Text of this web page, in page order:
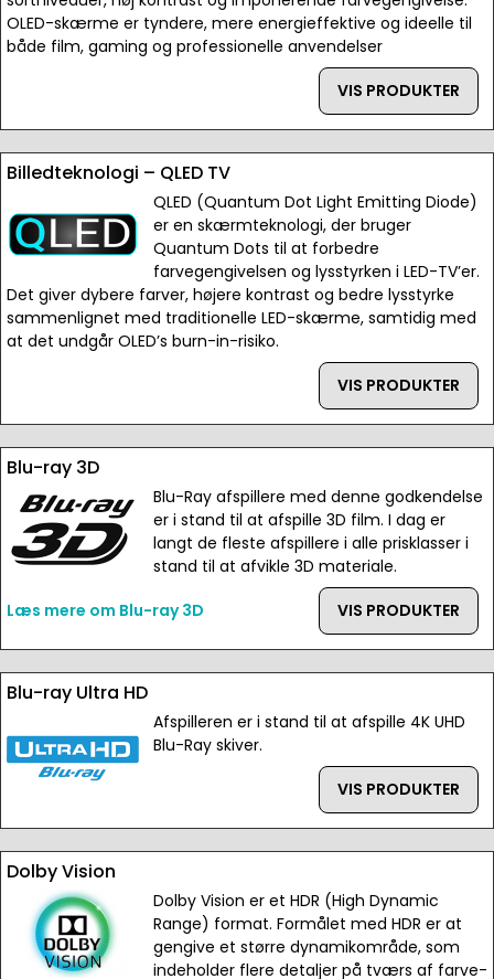
OLED-skærme er tyndere, mere energieffektive og ideelle til
både film, gaming og professionelle anvendelser
VIS PRODUKTER
Billedteknologi – QLED TV
QLED (Quantum Dot Light Emitting Diode)
er en skærmteknologi, der bruger
Quantum Dots til at forbedre
farvegengivelsen og lysstyrken i LED-TV’er.
Det giver dybere farver, højere kontrast og bedre lysstyrke
sammenlignet med traditionelle LED-skærme, samtidig med
at det undgår OLED’s burn-in-risiko.
VIS PRODUKTER
Blu-ray 3D
Blu-Ray afspillere med denne godkendelse
er i stand til at afspille 3D film. I dag er
langt de fleste afspillere i alle prisklasser i
stand til at afvikle 3D materiale.
Læs mere om Blu-ray 3D
VIS PRODUKTER
Blu-ray Ultra HD
Afspilleren er i stand til at afspille 4K UHD
Blu-Ray skiver.
VIS PRODUKTER
Dolby Vision
Dolby Vision er et HDR (High Dynamic
Range) format. Formålet med HDR er at
gengive et større dynamikområde, som
indeholder flere detaljer på tværs af farve-